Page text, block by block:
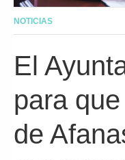
NOTICIAS
El
para
de